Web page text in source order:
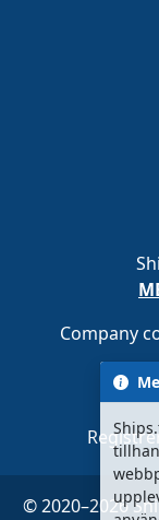
Company
© 2020–2026